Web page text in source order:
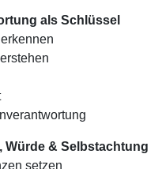
als Schlüssel
Würde & Selbstachtung
setzen